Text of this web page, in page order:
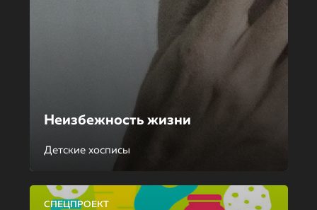
Неизбежность жизни
Детские хосписы
СПЕЦПРОЕКТ